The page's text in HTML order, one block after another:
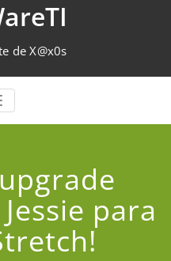
de X@x0s
NAVIGATION
para